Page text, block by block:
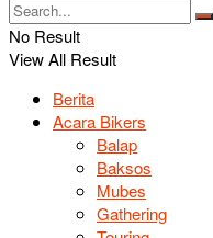
No Result
View All Result
Berita
Acara Bikers
Balap
Baksos
Mubes
Gathering